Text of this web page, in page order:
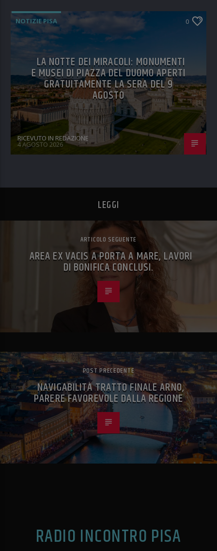
NOTIZIE PISA 0
LA NOTTE DEI MIRACOLI: MONUMENTI
E MUSEI DI PIAZZA DEL DUOMO APERTI
GRATUITAMENTE LA SERA DEL 9
AGOSTO
RICEVUTO IN REDAZIONE
4 AGOSTO 2026
LEGGI
ARTICOLO SEGUENTE
AREA EX VACIS A PORTA A MARE, LAVORI
DI BONIFICA CONCLUSI.
POST PRECEDENTE
NAVIGABILITÀ TRATTO FINALE ARNO,
PARERE FAVOREVOLE DALLA REGIONE
RADIO INCONTRO PISA